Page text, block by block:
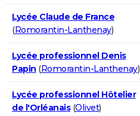
Lycée Claude de France
(Romorantin-Lanthenay)
Lycée professionnel Denis
Papin (Romorantin-Lanthenay)
Lycée professionnel Hôtelier
de l'Orléanais(Olivet)